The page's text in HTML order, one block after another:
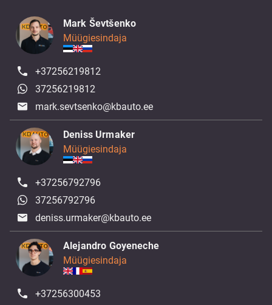
Mark Ševtšenko
Müügiesindaja
+37256219812
37256219812
mark.sevtsenko@kbauto.ee
Deniss Urmaker
Müügiesindaja
+37256792796
37256792796
deniss.urmaker@kbauto.ee
Alejandro Goyeneche
Müügiesindaja
+37256300453